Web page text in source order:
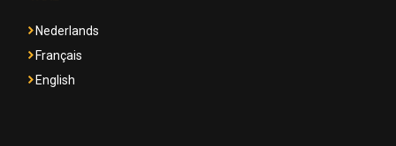
Nederlands
Français
English